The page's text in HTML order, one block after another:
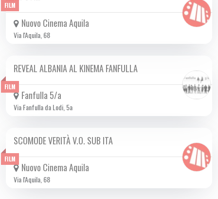
FILM
Nuovo Cinema Aquila
Via l'Aquila, 68
FILM
DA MAR 03/06 A MAR 24/06 2025
REVEAL ALBANIA AL KINEMA FANFULLA
Fanfulla 5/a
Via Fanfulla da Lodi, 5a
FILM
DA GIO 29/05 A MER 18/06 2025
SCOMODE VERITÀ V.O. SUB ITA
Nuovo Cinema Aquila
Via l'Aquila, 68